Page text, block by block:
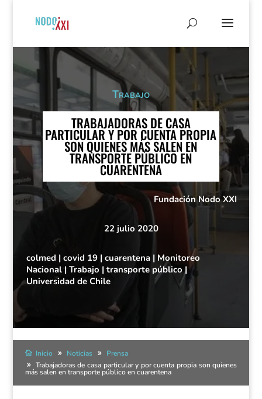
Trabajo
TRABAJADORAS DE CASA
PARTICULAR Y POR CUENTA PROPIA
SON QUIENES MÁS SALEN EN
TRANSPORTE PÚBLICO EN
CUARENTENA
Fundación Nodo XXI
22 julio 2020
colmed | covid 19| cuarentena| Monitoreo
Nacional| Trabajo | transporte público |
Universidad de Chile
Inicio Noticias
Prensa
Trabajadoras de casa particular y por cuenta propia son quienes
más salen en transporte público en cuarentena